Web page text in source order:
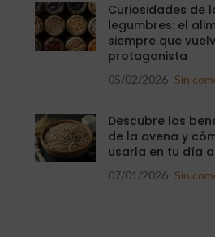
Curiosidades de
legumbres: el
siempre que
protagonista
05/02/2026 Sin
Descubre los
de la avena y
usarla en tu día
07/01/2026 Sin